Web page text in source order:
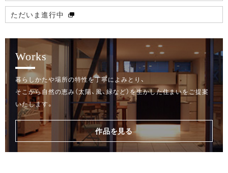
ただいま進行中
Works
暮らしかたや場所の特性を丁寧によみとり、
そこから自然の恵み（太陽、風、緑など）を生かした住まいをご提案
いたします。
作品を見る